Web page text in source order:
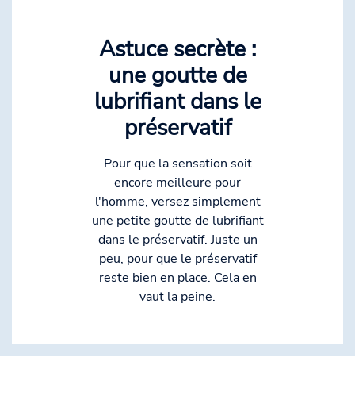
Astuce secrète :
une goutte de
lubrifiant dans le
préservatif
Pour que la sensation soit
encore meilleure pour
l'homme, versez simplement
une petite goutte de lubrifiant
dans le préservatif. Juste un
peu, pour que le préservatif
reste bien en place. Cela en
vaut la peine.